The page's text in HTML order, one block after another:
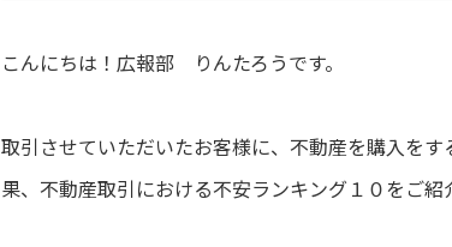
こんにちは！広報部 りんたろうです。
取引させていただいたお客様に、不動産を購入を
果、不動産取引における不安ランキング１０をご紹